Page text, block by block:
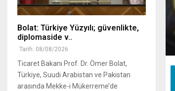
Bolat: Türkiye Yüzyılı; güvenlikte,
diplomaside v..
Tarih: 08/08/2026
Ticaret Bakanı Prof. Dr. Ömer Bolat,
Türkiye, Suudi Arabistan ve Pakistan
arasında Mekke-i Mükerreme’de